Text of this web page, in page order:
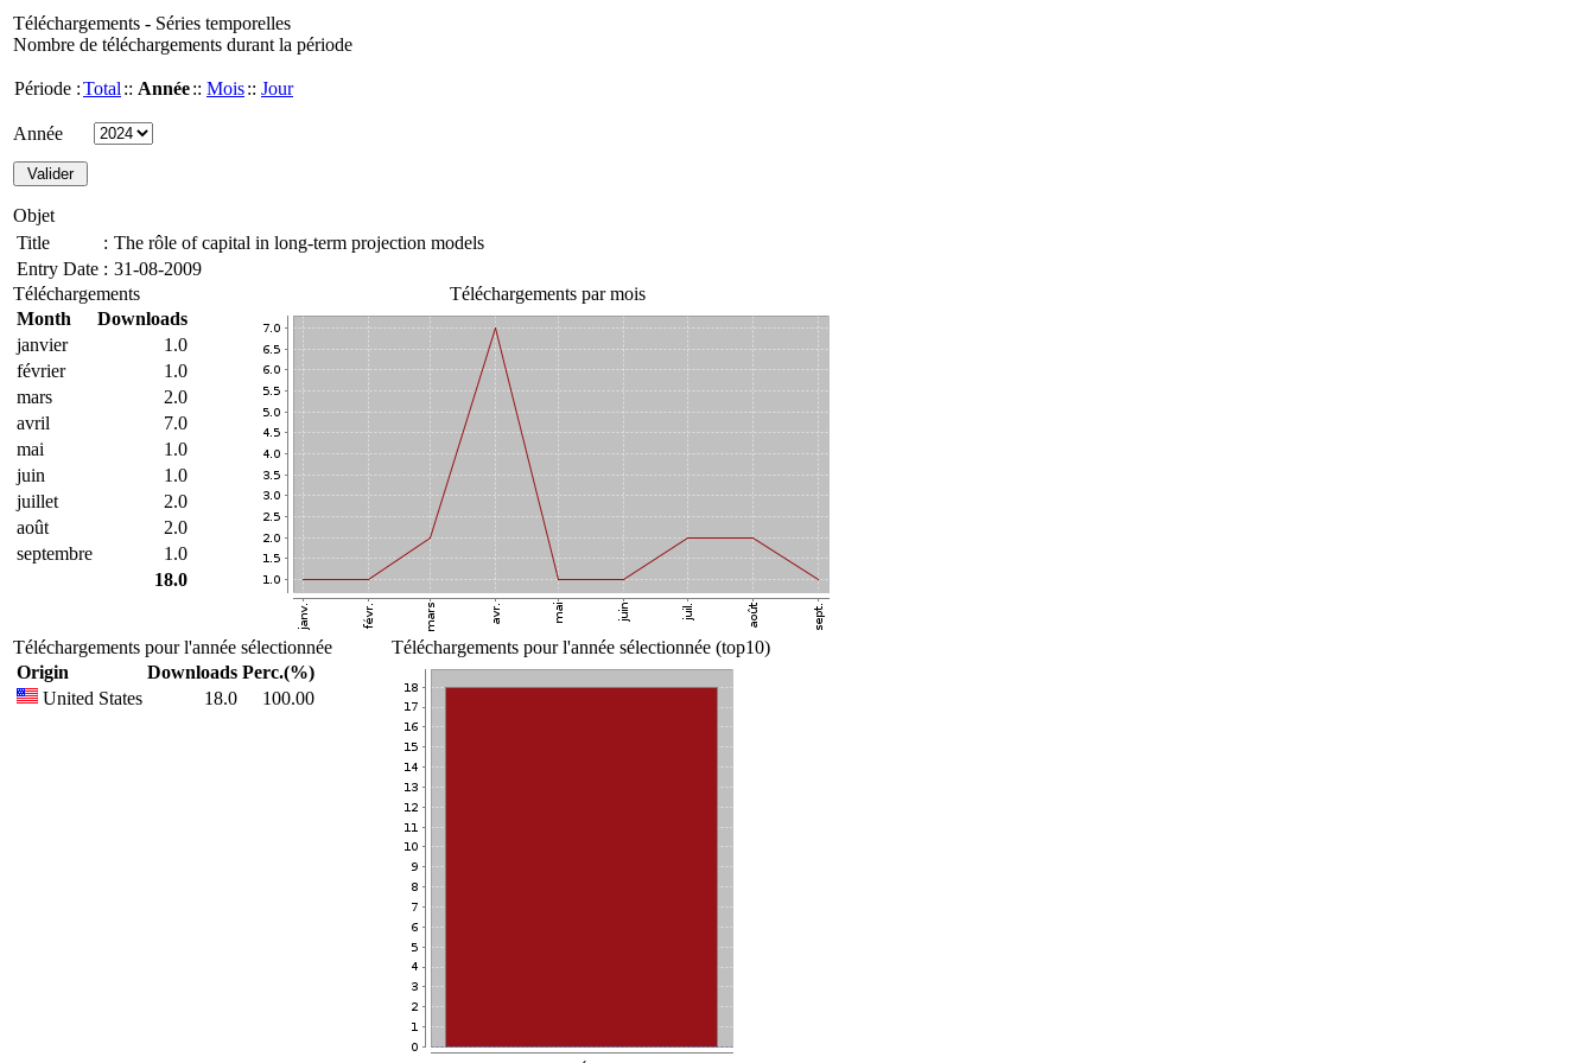
Téléchargements - Séries temporelles
Nombre de téléchargements durant la période
Période :Total :: Année:: Mois:: Jour
Année
Objet
Title
: The rôle of capital in long-term projection models
Entry Date : 31-08-2009
Téléchargements
Month
Downloads
janvier
1.0
février
1.0
mars
2.0
avril
7.0
mai
1.0
juin
1.0
juillet
2.0
août
2.0
septembre
1.0
18.0
Téléchargements par mois
Téléchargements pour l'année sélectionnée
Origin
Downloads Perc.(%)
United States
18.0 100.00
Téléchargements pour l'année sélectionnée (top10)